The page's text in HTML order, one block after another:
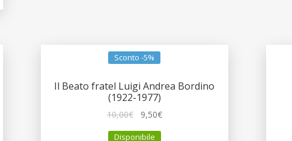
Sconto -5%
Il Beato fratel Luigi Andrea Bordino
(1922-1977)
10,00€ 9,50€Il
Disponibile